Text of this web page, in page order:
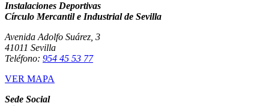
Instalaciones Deportivas
Círculo Mercantil e Industrial de Sevilla
Avenida Adolfo Suárez, 3
41011 Sevilla
Teléfono: 954 45 53 77
VER MAPA
Sede Social